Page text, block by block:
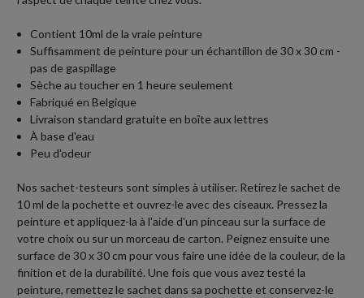
Contient 10ml de la vraie peinture
Suffisamment de peinture pour un échantillon de 30 x 30 cm -
pas de gaspillage
Sèche au toucher en 1 heure seulement
Fabriqué en Belgique
Livraison standard gratuite en boîte aux lettres
À base d'eau
Peu d'odeur
Nos sachet-testeurs sont simples à utiliser. Retirez le sachet de
10 ml de la pochette et ouvrez-le avec des ciseaux. Pressez la
peinture et appliquez-la à l'aide d'un pinceau sur la surface de
votre choix ou sur un morceau de carton. Peignez ensuite une
surface de 30 x 30 cm pour vous faire une idée de la couleur, de la
finition et de la durabilité. Une fois que vous avez testé la
peinture, remettez le sachet dans sa pochette et conservez-le